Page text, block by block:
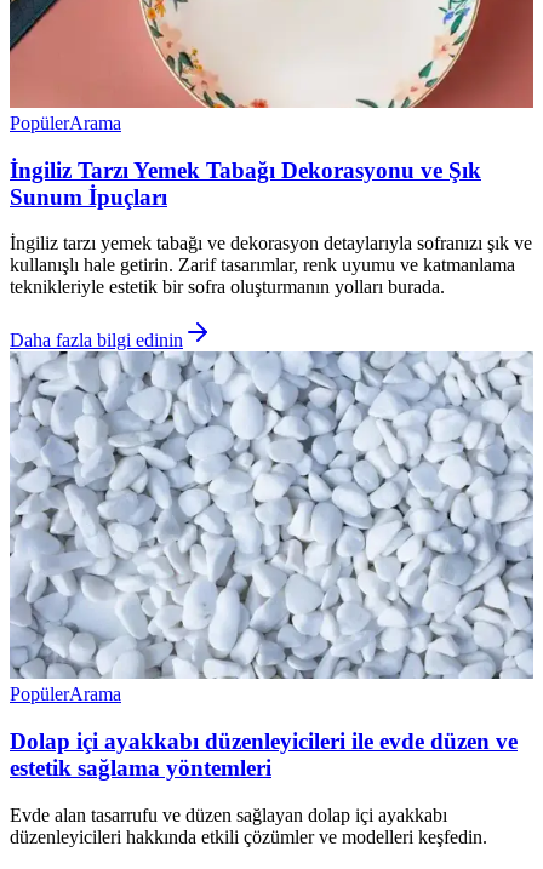
PopülerArama
İngiliz Tarzı Yemek Tabağı Dekorasyonu ve Şık
Sunum İpuçları
İngiliz tarzı yemek tabağı ve dekorasyon detaylarıyla sofranızı şık ve
kullanışlı hale getirin. Zarif tasarımlar, renk uyumu ve katmanlama
teknikleriyle estetik bir sofra oluşturmanın yolları burada.
Daha fazla bilgi edinin
PopülerArama
Dolap içi ayakkabı düzenleyicileri ile evde düzen ve
estetik sağlama yöntemleri
Evde alan tasarrufu ve düzen sağlayan dolap içi ayakkabı
düzenleyicileri hakkında etkili çözümler ve modelleri keşfedin.